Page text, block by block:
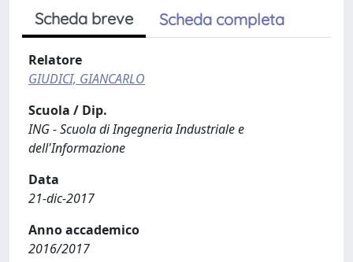
Scheda breve Scheda completa
Relatore
GIUDICI, GIANCARLO
Scuola / Dip.
ING - Scuola di Ingegneria Industriale e
dell'Informazione
Data
21-dic-2017
Anno accademico
2016/2017